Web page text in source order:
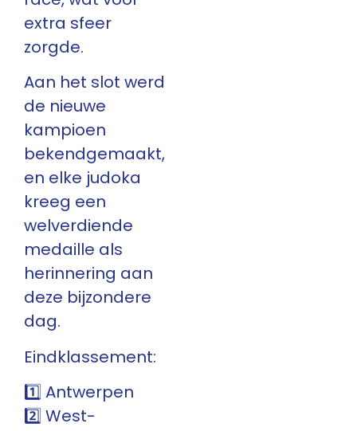
extra sfeer
zorgde.
Aan het slot werd
de nieuwe
kampioen
bekendgemaakt,
en elke judoka
kreeg een
welverdiende
medaille als
herinnering aan
deze bijzondere
dag.
Eindklassement:
1️⃣ Antwerpen
2️⃣ West-